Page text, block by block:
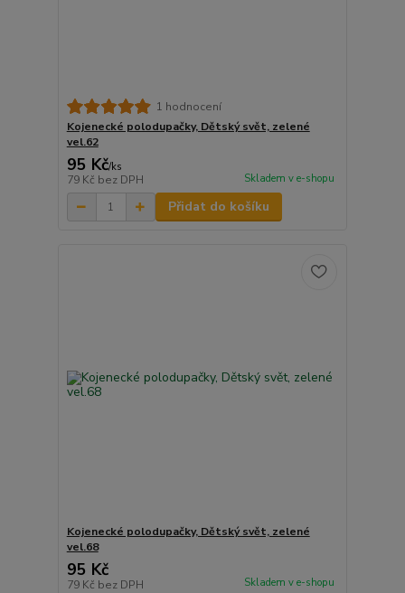
1 hodnocení
Kojenecké polodupačky, Dětský svět, zelené
vel.62
95 Kč/ks
79 Kč bez DPH Skladem v e-shopu
Přidat do košíku
Kojenecké polodupačky, Dětský svět, zelené
vel.68
95 Kč
79 Kč bez DPH Skladem v e-shopu